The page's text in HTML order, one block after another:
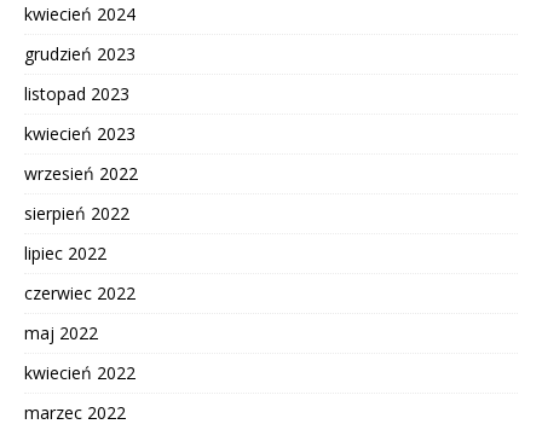
kwiecień 2024
grudzień 2023
listopad 2023
kwiecień 2023
wrzesień 2022
sierpień 2022
lipiec 2022
czerwiec 2022
maj 2022
kwiecień 2022
marzec 2022